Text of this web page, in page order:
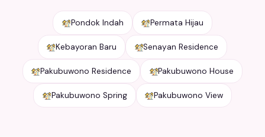
Pondok Indah Permata Hijau
Kebayoran Baru Senayan Residence
Pakubuwono Residence Pakubuwono House
Pakubuwono Spring Pakubuwono View